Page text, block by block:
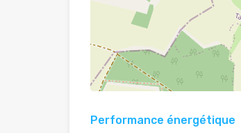
Performance énergétique